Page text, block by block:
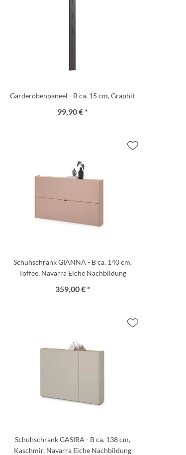
Garderobenpaneel - B ca. 15 cm, Graphit
99,90 € *
Schuhschrank GIANNA - B ca. 140 cm,
Toffee, Navarra Eiche Nachbildung
359,00 € *
Schuhschrank GASIRA - B ca. 138 cm,
Kaschmir, Navarra Eiche Nachbildung